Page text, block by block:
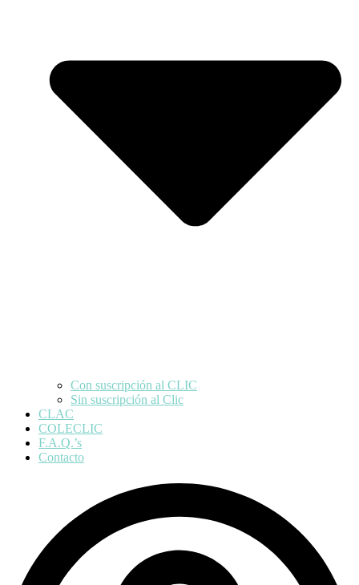
Con suscripción al CLIC
Sin suscripción al Clic
CLAC
COLECLIC
F.A.Q.’s
Contacto